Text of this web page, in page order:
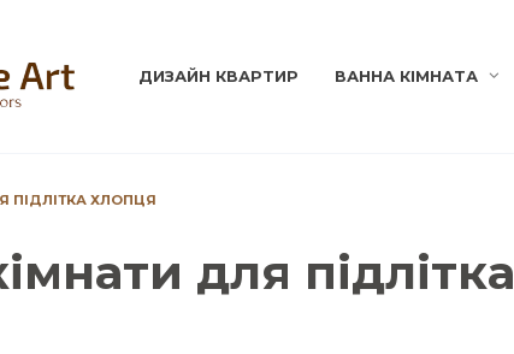
ДИЗАЙН КВАРТИР ВАННА КІМНАТА
ПІДЛІТКА ХЛОПЦЯ
для підлітка